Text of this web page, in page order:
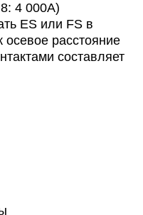
4 000A)
ES или FS в
осевое расстояние
составляет